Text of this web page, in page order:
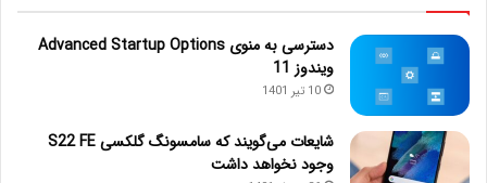
دسترسی به منوی Advanced Startup Options
ویندوز 11
10 تیر 1401
شایعات می‌گویند که سامسونگ گلکسی S22 FE
وجود نخواهد داشت